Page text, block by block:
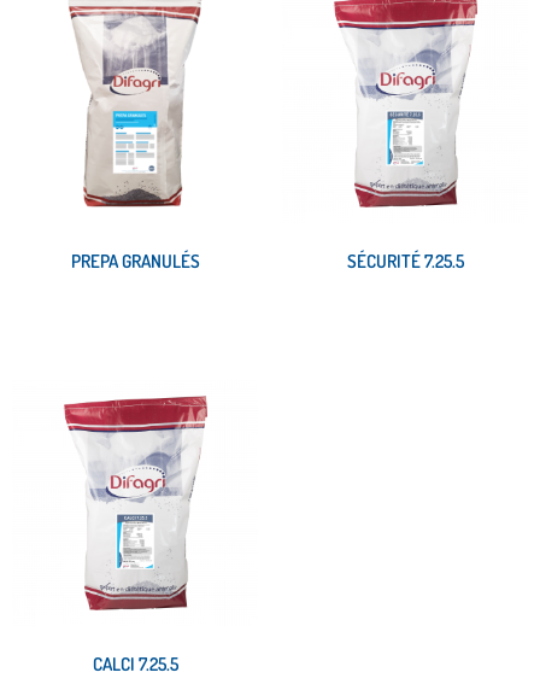
PREPA GRANULÉS SÉCURITÉ 7.25.5
CALCI 7.25.5